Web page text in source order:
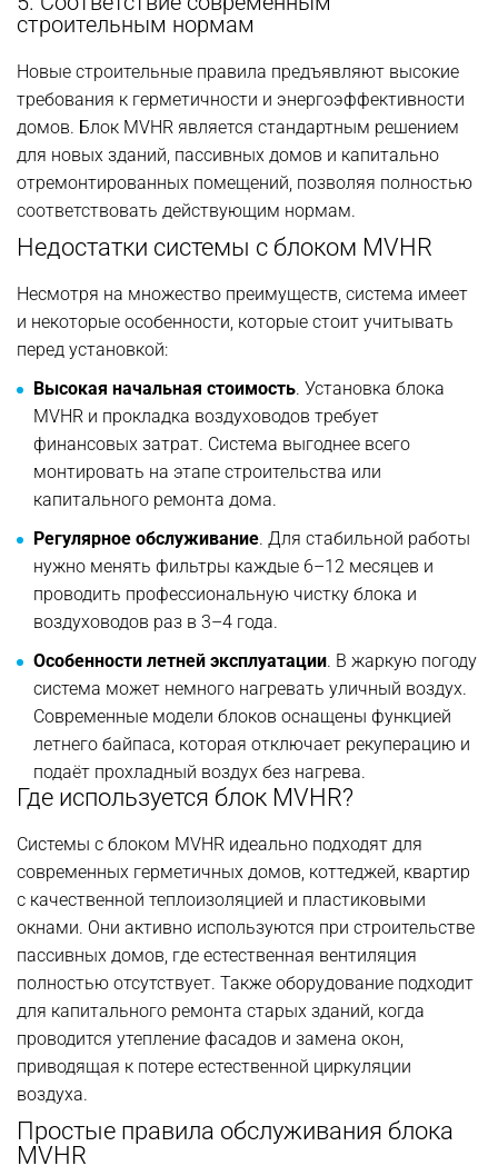
строительным нормам
Новые строительные правила предъявляют высокие
требования к герметичности и энергоэффективности
домов. Блок MVHR является стандартным решением
для новых зданий, пассивных домов и капитально
отремонтированных помещений, позволяя полностью
соответствовать действующим нормам.
Недостатки системы с блоком MVHR
Несмотря на множество преимуществ, система имеет
и некоторые особенности, которые стоит учитывать
перед установкой:
Высокая начальная стоимость. Установка блока
MVHR и прокладка воздуховодов требует
финансовых затрат. Система выгоднее всего
монтировать на этапе строительства или
капитального ремонта дома.
Регулярное обслуживание. Для стабильной работы
нужно менять фильтры каждые 6–12 месяцев и
проводить профессиональную чистку блока и
воздуховодов раз в 3–4 года.
Особенности летней эксплуатации. В жаркую погоду
система может немного нагревать уличный воздух.
Современные модели блоков оснащены функцией
летнего байпаса, которая отключает рекуперацию и
подаёт прохладный воздух без нагрева.
Где используется блок MVHR?
Системы с блоком MVHR идеально подходят для
современных герметичных домов, коттеджей, квартир
с качественной теплоизоляцией и пластиковыми
окнами. Они активно используются при строительстве
пассивных домов, где естественная вентиляция
полностью отсутствует. Также оборудование подходит
для капитального ремонта старых зданий, когда
проводится утепление фасадов и замена окон,
приводящая к потере естественной циркуляции
воздуха.
Простые правила обслуживания блока
MVHR